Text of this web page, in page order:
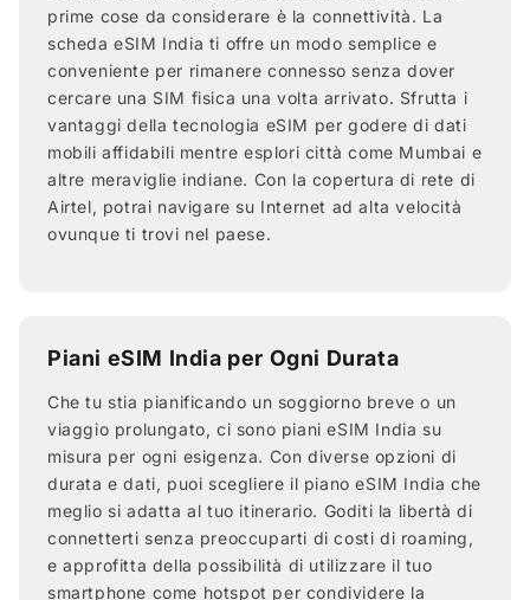
prime cose da considerare è la connettività. La
scheda eSIM India ti offre un modo semplice e
conveniente per rimanere connesso senza dover
cercare una SIM fisica una volta arrivato. Sfrutta i
vantaggi della tecnologia eSIM per godere di dati
mobili affidabili mentre esplori città come Mumbai e
altre meraviglie indiane. Con la copertura di rete di
Airtel, potrai navigare su Internet ad alta velocità
ovunque ti trovi nel paese.
Piani eSIM India per Ogni Durata
Che tu stia pianificando un soggiorno breve o un
viaggio prolungato, ci sono piani eSIM India su
misura per ogni esigenza. Con diverse opzioni di
durata e dati, puoi scegliere il piano eSIM India che
meglio si adatta al tuo itinerario. Goditi la libertà di
connetterti senza preoccuparti di costi di roaming,
e approfitta della possibilità di utilizzare il tuo
smartphone come hotspot per condividere la